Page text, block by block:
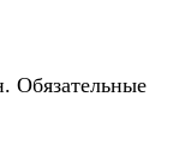
Обязательные